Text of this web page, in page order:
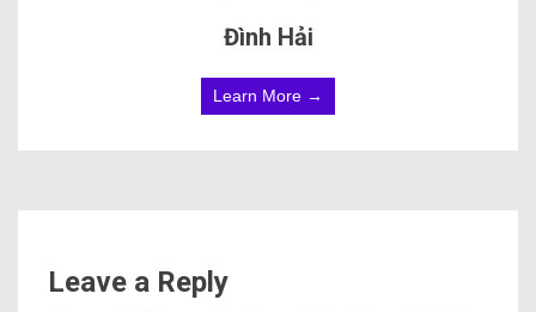
Đình Hải
Learn More →
Leave a Reply